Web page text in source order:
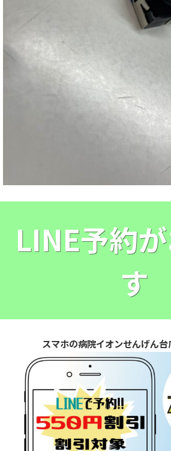
LINE予約
す
スマホの病院イオンせんげん